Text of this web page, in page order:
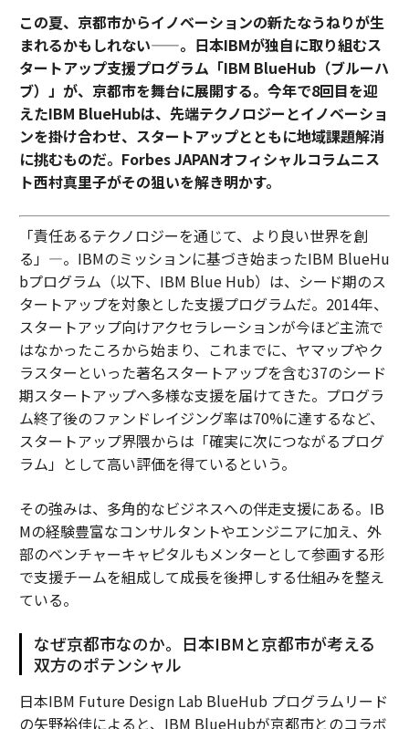
この夏、京都市からイノベーションの新たなうねりが生
まれるかもしれない——。日本IBMが独自に取り組むス
タートアップ支援プログラム「IBM BlueHub（ブルーハ
ブ）」が、京都市を舞台に展開する。今年で8回目を迎
えたIBM BlueHubは、先端テクノロジーとイノベーショ
ンを掛け合わせ、スタートアップとともに地域課題解消
に挑むものだ。Forbes JAPANオフィシャルコラムニス
ト西村真里子がその狙いを解き明かす。
「責任あるテクノロジーを通じて、より良い世界を創
る」—。IBMのミッションに基づき始まったIBM BlueHu
bプログラム（以下、IBM Blue Hub）は、シード期のス
タートアップを対象とした支援プログラムだ。2014年、
スタートアップ向けアクセラレーションが今ほど主流で
はなかったころから始まり、これまでに、ヤマップやク
ラスターといった著名スタートアップを含む37のシード
期スタートアップへ多様な支援を届けてきた。プログラ
ム終了後のファンドレイジング率は70%に達するなど、
スタートアップ界隈からは「確実に次につながるプログ
ラム」として高い評価を得ているという。
その強みは、多角的なビジネスへの伴走支援にある。IB
Mの経験豊富なコンサルタントやエンジニアに加え、外
部のベンチャーキャピタルもメンターとして参画する形
で支援チームを組成して成長を後押しする仕組みを整え
ている。
なぜ京都市なのか。日本IBMと京都市が考える
双方のポテンシャル
日本IBM Future Design Lab BlueHub プログラムリード
の矢野裕佳によると、IBM BlueHubが京都市とのコラボ